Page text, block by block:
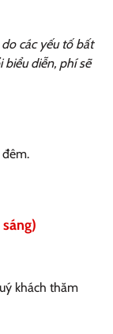
các yếu tố bất
diễn, phí sẽ
khách thăm